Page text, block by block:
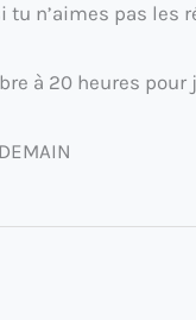
n’aimes pas les
à 20 heures pour